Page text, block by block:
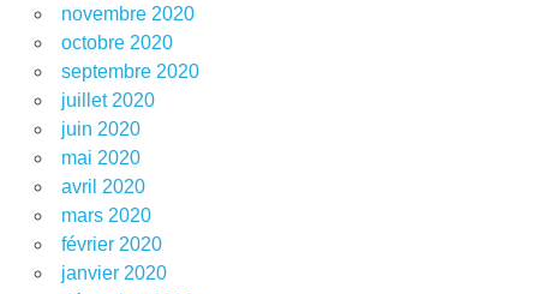
novembre 2020
octobre 2020
septembre 2020
juillet 2020
juin 2020
mai 2020
avril 2020
mars 2020
février 2020
janvier 2020